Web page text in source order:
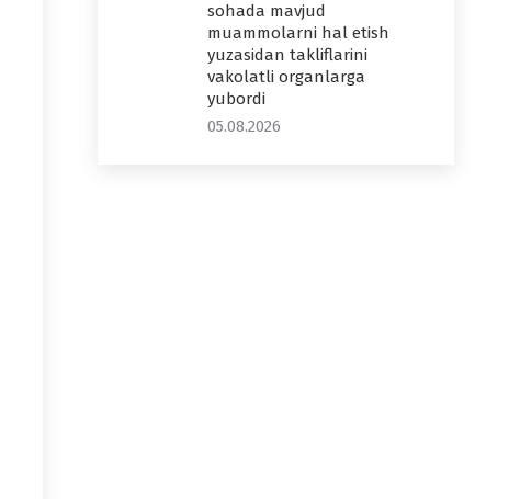
sohada mavjud
muammolarni hal etish
yuzasidan takliflarini
vakolatli organlarga
yubordi
05.08.2026